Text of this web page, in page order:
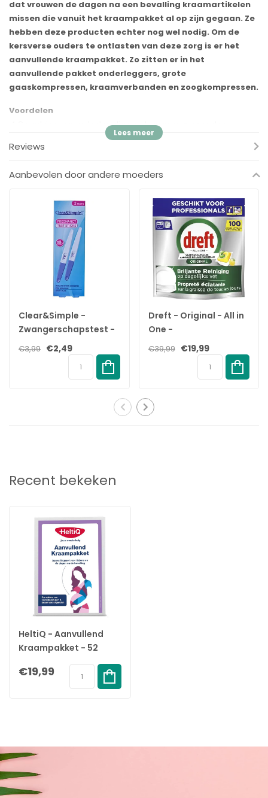
dat vrouwen de dagen na een bevalling kraamartikelen
missen die vanuit het kraampakket al op zijn gegaan. Ze
hebben deze producten echter nog wel nodig. Om de
kersverse ouders te ontlasten van deze zorg is er het
aanvullende kraampakket. Zo zitten er in het
aanvullende pakket onderleggers, grote
gaaskompressen, kraamverbanden en zoogkompressen.
Voordelen
Op advies van verloskundige en kraamverzorgenden
Ontzorgt tijdens en in de eerste dagen na de bevalling
✓Optimale zorg voor de moeder door de deskundige
Inhoud
30 x HeltiQ Zoogkompressen
12 x HeltiQ Kraamverband
5 x HeltiQ Onderlegger
Reviews
Aanbevolen door andere moeders
Clear&Simple -
Zwangerschapstest -
2 Stuks - 99%
Accuraat
€3,99 €2,49
Dreft - Original - All in
One -
Vaatwastabletten -
Citroen - 100 stuks
€39,99 €19,99
Recent bekeken
HeltiQ - Aanvullend
Kraampakket - 52
€19,99